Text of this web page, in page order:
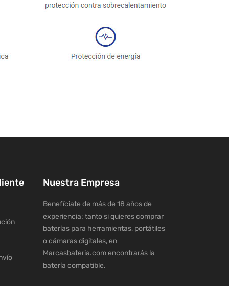
Nuestra Empresa
Benefíciate de más de 18 años de
experiencia: tanto si quieres comprar
baterías para herramientas, portátiles
o cámaras digitales, en
Marcasbateria.com encontrarás la
batería compatible.